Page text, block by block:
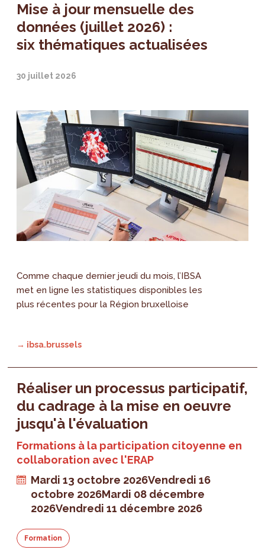
Mise à jour mensuelle des
données (juillet 2026) :
six thématiques actualisées
30 juillet 2026
Comme chaque dernier jeudi du mois, l’IBSA
met en ligne les statistiques disponibles les
plus récentes pour la Région bruxelloise
→ ibsa.brussels
Réaliser un processus participatif,
du cadrage à la mise en oeuvre
jusqu'à l'évaluation
Formations à la participation citoyenne en
collaboration avec l'ERAP
Mardi 13 octobre 2026Vendredi 16
octobre 2026Mardi 08 décembre
2026Vendredi 11 décembre 2026
Formation